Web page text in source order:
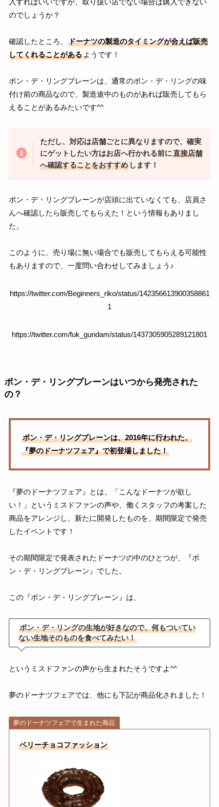
入すればいいですが、取り扱い店でない場合は購入できない
のでしょうか？
確認したところ、
ドーナツの製造のタイミングが合えば販売
してくれることがあるようです！
ポン・デ・リングプレーンは、通常のポン・デ・リングの味
付け前の商品なので、製造途中のものがあれば販売してもら
えることがあるみたいです^^
ただし、対応は店舗ごとに異なりますので、確実
にゲットしたい方はお店へ行かれる前に直接店舗
へ確認することをおすすめします！
ポン・デ・リングプレーンが店頭に出ていなくても、店員さ
んへ確認したら販売してもらえた！という情報もありまし
た。
このように、売り場に無い場合でも販売してもらえる可能性
もありますので、一度問い合わせしてみましょう♪
https://twitter.com/Beginners_riko/status/142356613900358861
1
https://twitter.com/fuk_gundam/status/1437305905289121801
ポン・デ・リングプレーンはいつから発売された
の？
ポン・デ・リングプレーンは、2016年に行われた、
『夢のドーナツフェア』で初登場しました！
『夢のドーナツフェア』とは、「こんなドーナツが欲し
い！」というミスドファンの声や、働くスタッフの考案した
商品をアレンジし、新たに開発したものを、期間限定で発売
したイベントです！
その期間限定で発表されたドーナツの中のひとつが、『ポ
ン・デ・リングプレーン』でした。
この『ポン・デ・リングプレーン』は、
ポン・デ・リングの生地が好きなので、何もついてい
ない生地そのものを食べてみたい！
というミスドファンの声から生まれたそうですよ^^
夢のドーナツフェアでは、他にも下記が商品化されました！
夢のドーナツフェアで生まれた商品
ベリーチョコファッション